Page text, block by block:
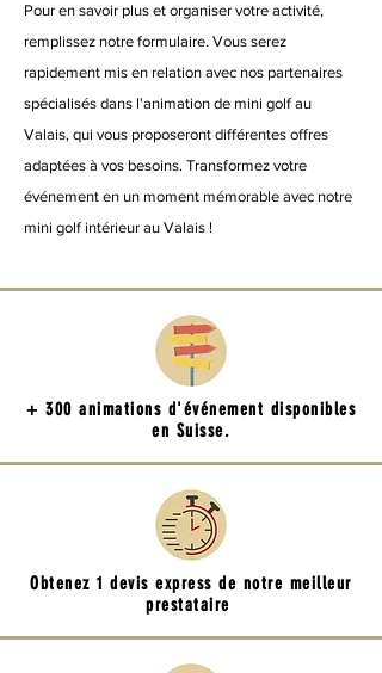
Pour en savoir plus et organiser votre activité,
remplissez notre formulaire. Vous serez
rapidement mis en relation avec nos partenaires
spécialisés dans l'animation de mini golf au
Valais, qui vous proposeront différentes offres
adaptées à vos besoins. Transformez votre
événement en un moment mémorable avec notre
mini golf intérieur au Valais !
+ 300 animations d'événement disponibles
en Suisse.
Obtenez 1 devis express de notre meilleur
prestataire